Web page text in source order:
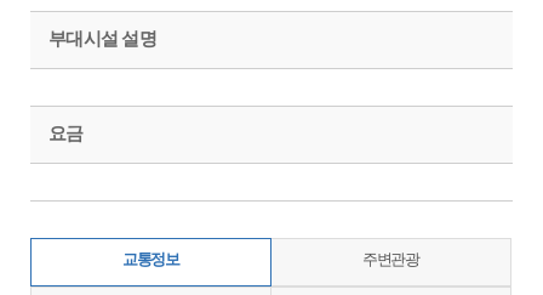
부대시설 설명
요금
교통정보 주변관광